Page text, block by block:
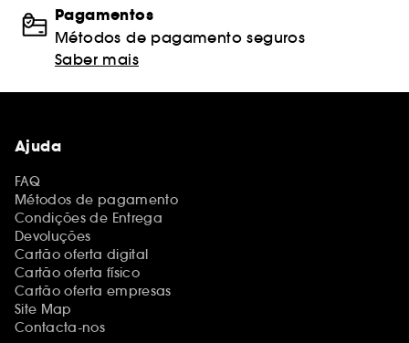
Pagamentos
Métodos de pagamento seguros
Saber mais
Ajuda
FAQ
Métodos de pagamento
Condições de Entrega
Devoluções
Cartão oferta digital
Cartão oferta físico
Cartão oferta empresas
Site Map
Contacta-nos